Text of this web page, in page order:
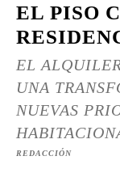
EL PISO
EL
UNA
NUEVAS
REDACCIÓN